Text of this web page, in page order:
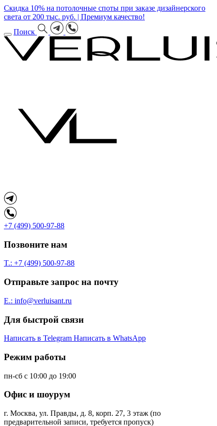
Скидка 10% на потолочные споты при заказе дизайнерского
света от 200 тыс. руб. | Премиум качество!
Поиск
+7 (499) 500-97-88
Позвоните нам
T.: +7 (499) 500-97-88
Отправьте запрос на почту
E.: info@verluisant.ru
Для быстрой связи
Написать в Telegram Написать в WhatsApp
Режим работы
пн-сб с 10:00 до 19:00
Офис и шоурум
г. Москва, ул. Правды, д. 8, корп. 27, 3 этаж (по
предварительной записи, требуется пропуск)